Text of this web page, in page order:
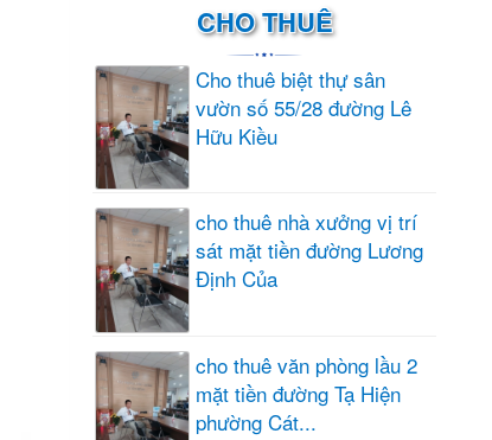
CHO THUÊ
Cho thuê biệt thự sân
vườn số 55/28 đường Lê
Hữu Kiều
cho thuê nhà xưởng vị trí
sát mặt tiền đường Lương
Định Của
cho thuê văn phòng lầu 2
mặt tiền đường Tạ Hiện
phường Cát...